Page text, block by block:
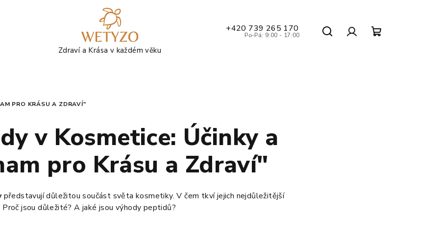
+420 739 265 170
Po-Pá: 9:00 - 17:00
PRO KRÁSU A ZDRAVÍ"
v Kosmetice: Účinky a
pro Krásu a Zdraví"
představují důležitou součást světa kosmetiky. V čem tkví jejich nejdůležitější
jsou důležité? A jaké jsou výhody peptidů?